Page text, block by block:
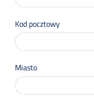
Kod pocztowy
Miasto